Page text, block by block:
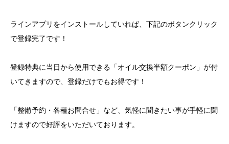
ラインアプリをインストールしていれば、下記のボタンクリック
で登録完了です！
登録特典に当日から使用できる「オイル交換半額クーポン」が付
いてきますので、登録だけでもお得です！
「整備予約・各種お問合せ」など、気軽に聞きたい事が手軽に聞
けますので好評をいただいております。